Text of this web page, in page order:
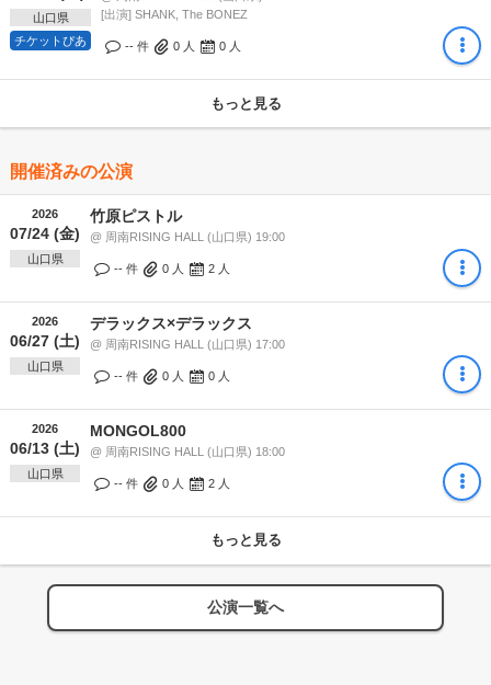
山口県
チケットぴあ
[出演] SHANK, The BONEZ
-- 件 0 人 0 人
もっと見る
開催済みの公演
2026
07/24 (金)
山口県
竹原ピストル
@ 周南RISING HALL (山口県) 19:00
-- 件 0 人 2 人
2026
06/27 (土)
山口県
デラックス×デラックス
@ 周南RISING HALL (山口県) 17:00
-- 件 0 人 0 人
2026
06/13 (土)
山口県
MONGOL800
@ 周南RISING HALL (山口県) 18:00
-- 件 0 人 2 人
もっと見る
公演一覧へ